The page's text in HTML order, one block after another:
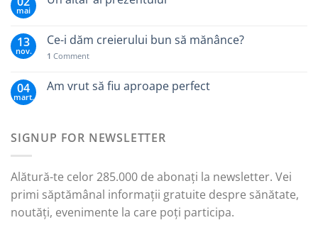
mai
13
nov.
Ce-i dăm creierului bun să mănânce?
1 Comment
04
mart.
Am vrut să fiu aproape perfect
SIGNUP FOR NEWSLETTER
Alătură-te celor 285.000 de abonați la newsletter. Vei
primi săptămânal informații gratuite despre sănătate,
noutăți, evenimente la care poți participa.